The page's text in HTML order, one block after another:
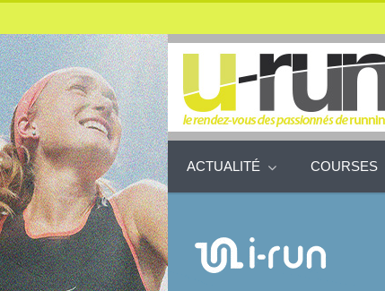
ACTUALITÉ COURSES